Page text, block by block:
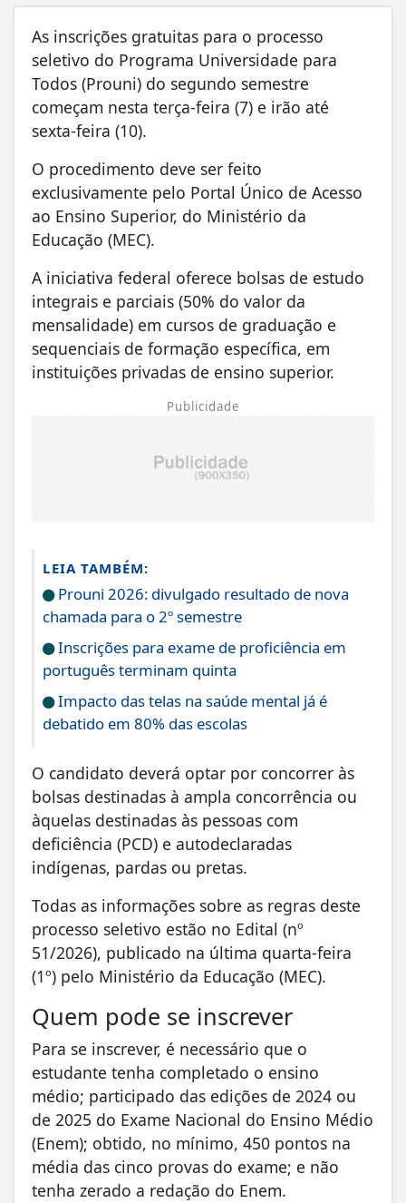
As inscrições gratuitas para o processo
seletivo do Programa Universidade para
Todos (Prouni) do segundo semestre
começam nesta terça-feira (7) e irão até
sexta-feira (10).
O procedimento deve ser feito
exclusivamente pelo Portal Único de Acesso
ao Ensino Superior, do Ministério da
Educação (MEC).
A iniciativa federal oferece bolsas de estudo
integrais e parciais (50% do valor da
mensalidade) em cursos de graduação e
sequenciais de formação específica, em
instituições privadas de ensino superior.
Publicidade
LEIA TAMBÉM:
Prouni 2026: divulgado resultado de nova
chamada para o 2º semestre
Inscrições para exame de proficiência em
português terminam quinta
Impacto das telas na saúde mental já é
debatido em 80% das escolas
O candidato deverá optar por concorrer às
bolsas destinadas à ampla concorrência ou
àquelas destinadas às pessoas com
deficiência (PCD) e autodeclaradas
indígenas, pardas ou pretas.
Todas as informações sobre as regras deste
processo seletivo estão no Edital (nº
51/2026), publicado na última quarta-feira
(1º) pelo Ministério da Educação (MEC).
Quem pode se inscrever
Para se inscrever, é necessário que o
estudante tenha completado o ensino
médio; participado das edições de 2024 ou
de 2025 do Exame Nacional do Ensino Médio
(Enem); obtido, no mínimo, 450 pontos na
média das cinco provas do exame; e não
tenha zerado a redação do Enem.